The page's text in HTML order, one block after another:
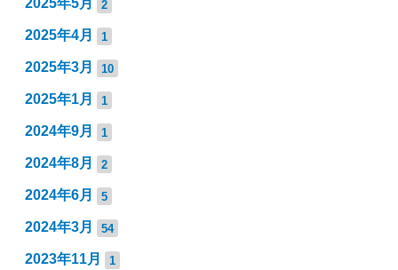
2025年5月 2
2025年4月 1
2025年3月 10
2025年1月 1
2024年9月 1
2024年8月 2
2024年6月 5
2024年3月 54
2023年11月 1